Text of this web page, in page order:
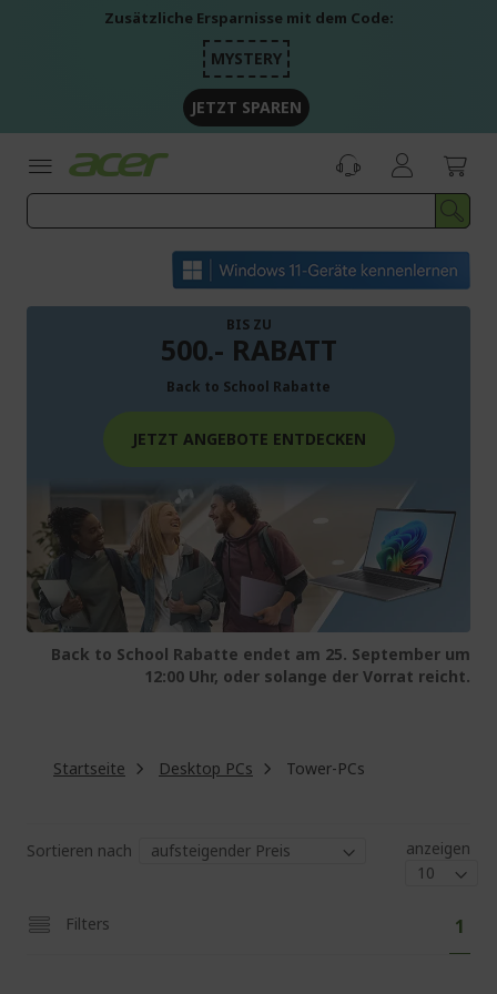
Zusätzliche Ersparnisse mit dem Code:
MYSTERY
JETZT SPAREN
BIS ZU
500.- RABATT
Back to School Rabatte
JETZT ANGEBOTE ENTDECKEN
Back to School Rabatte endet am 25. September um
12:00 Uhr, oder solange der Vorrat reicht.
Startseite Desktop PCs Tower-PCs
Sortieren nach anzeigen
Filters
Sie
1